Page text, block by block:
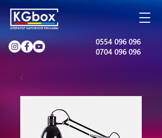
0554 096 096
0704 096 096